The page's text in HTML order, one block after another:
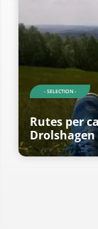
- SELECTION -
Rutes per
Drolshagen